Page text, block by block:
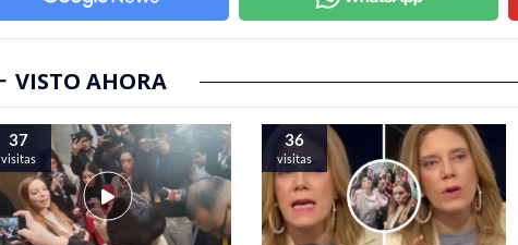
VISTO AHORA
37
visitas
36
visitas